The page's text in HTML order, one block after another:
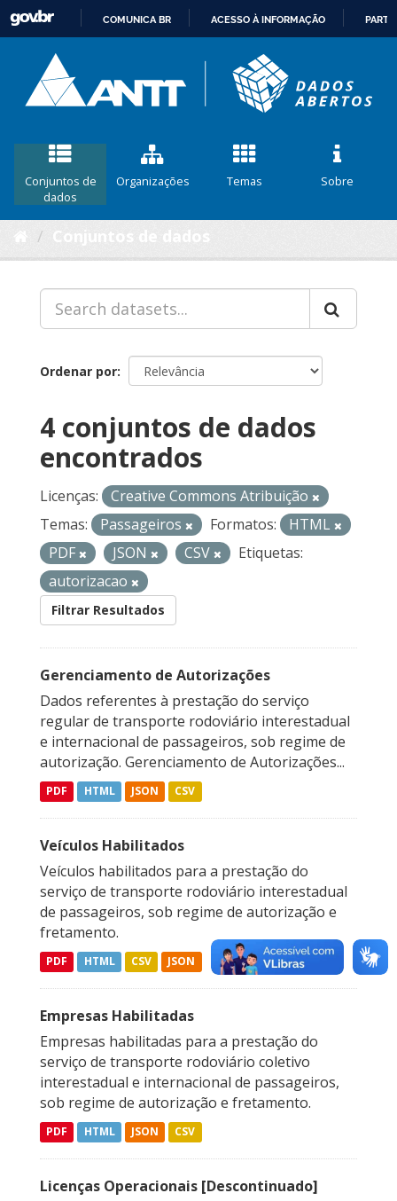
CONTEÚDO
COMUNICA BR ACESSO À INFORMAÇÃO
Conjuntos de
dados
Organizações Temas Sobre
Ordenar por
4 conjuntos de dados
encontrados
Licenças:
Creative Commons Atribuição
Temas:
Passageiros Formatos:
HTML
PDF
JSON CSV
Etiquetas:
autorizacao
Filtrar Resultados
Gerenciamento de Autorizações
Dados referentes à prestação do serviço
regular de transporte rodoviário interestadual
e internacional de passageiros, sob regime de
autorização. Gerenciamento de Autorizações...
PDF HTML JSON CSV
Veículos Habilitados
Veículos habilitados para a prestação do
serviço de transporte rodoviário interestadual
de passageiros, sob regime de autorização e
fretamento.
PDF HTML CSV JSON
Empresas Habilitadas
Empresas habilitadas para a prestação do
serviço de transporte rodoviário coletivo
interestadual e internacional de passageiros,
sob regime de autorização e fretamento.
PDF HTML JSON CSV
Licenças Operacionais [Descontinuado]